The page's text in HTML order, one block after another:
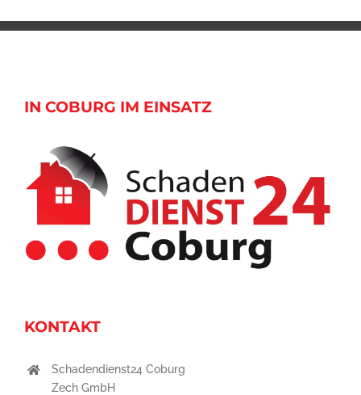
IN COBURG IM EINSATZ
KONTAKT
Schadendienst24 Coburg
Zech GmbH